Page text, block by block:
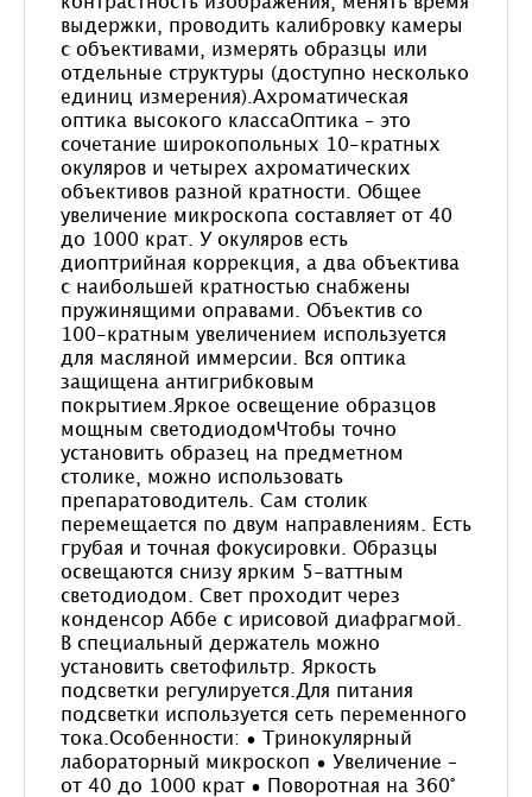
выдержки, проводить калибровку камеры
с объективами, измерять образцы или
отдельные структуры (доступно несколько
единиц измерения).Ахроматическая
оптика высокого классаОптика – это
сочетание широкопольных 10-кратных
окуляров и четырех ахроматических
объективов разной кратности. Общее
увеличение микроскопа составляет от 40
до 1000 крат. У окуляров есть
диоптрийная коррекция, а два объектива
с наибольшей кратностью снабжены
пружинящими оправами. Объектив со
100-кратным увеличением используется
для масляной иммерсии. Вся оптика
защищена антигрибковым
покрытием.Яркое освещение образцов
мощным светодиодомЧтобы точно
установить образец на предметном
столике, можно использовать
препаратоводитель. Сам столик
перемещается по двум направлениям. Есть
грубая и точная фокусировки. Образцы
освещаются снизу ярким 5-ваттным
светодиодом. Свет проходит через
конденсор Аббе с ирисовой диафрагмой.
В специальный держатель можно
установить светофильтр. Яркость
подсветки регулируется.Для питания
подсветки используется сеть переменного
тока.Особенности: • Тринокулярный
лабораторный микроскоп • Увеличение –
от 40 до 1000 крат • Поворотная на 360°